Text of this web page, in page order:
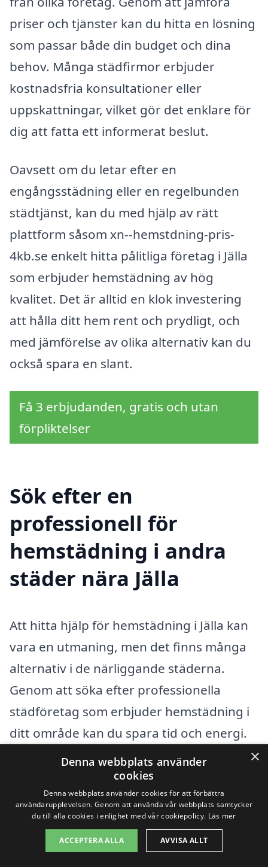
priser och tjänster kan du hitta en lösning
som passar både din budget och dina
behov. Många städfirmor erbjuder
kostnadsfria konsultationer eller
uppskattningar, vilket gör det enklare för
dig att fatta ett informerat beslut.
Oavsett om du letar efter en
engångsstädning eller en regelbunden
städtjänst, kan du med hjälp av rätt
plattform såsom xn--hemstdning-pris-
4kb.se enkelt hitta pålitliga företag i Jälla
som erbjuder hemstädning av hög
kvalitet. Det är alltid en klok investering
att hålla ditt hem rent och prydligt, och
med jämförelse av olika alternativ kan du
också spara en slant.
Få 3 erbjudanden, gratis och utan
förpliktelser
Sök efter en
professionell för
hemstädning i andra
städer nära Jälla
Att hitta hjälp för hemstädning i Jälla kan
vara en utmaning, men det finns många
alternativ i de närliggande städerna.
Genom att söka efter professionella
städföretag som erbjuder hemstädning i
ditt område kan du spara tid och energi.
Här är några fördelar med att välja ett
Snabbare service – Lokala företag kan
oftast erbjuda snabbare svar och
flexibel schemaläggning.
×
Denna webbplats använder
cookies
Denna webbplats använder cookies för att förbättra
användarupplevelsen. Genom att använda vår webbplats samtycker
du till alla cookies i enlighet med vår cookiepolicy. Läs mer
ACCEPTERA ALLA AVVISA ALLT